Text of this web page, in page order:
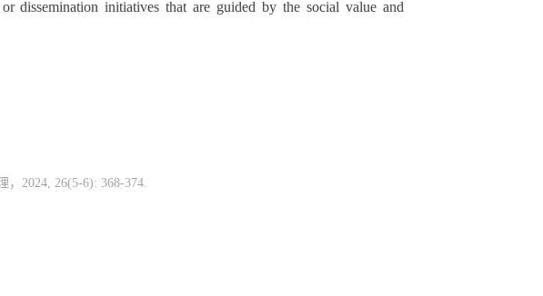
dissemination initiatives that are guided by the social value and
， 2024, 26(5-6): 368-374.